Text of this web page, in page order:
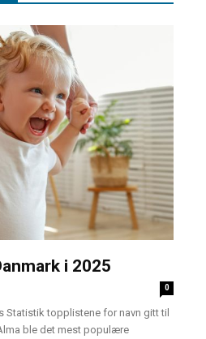
i 2025
0
Statistik topplistene for navn gitt til
ble det mest populære